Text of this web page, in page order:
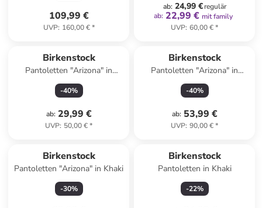
109,99 €
UVP: 160,00 €*
ab: 24,99 €regulär
ab: 22,99 € mit family
UVP: 60,00 €*
Birkenstock
Pantoletten "Arizona" in
Dunkelblau
-40%
ab: 29,99 €
UVP: 50,00 €*
Birkenstock
Pantoletten "Arizona" in
Dunkelblau - Weite S
-40%
ab: 53,99 €
UVP: 90,00 €*
Birkenstock
Pantoletten "Arizona" in Khaki
-30%
Birkenstock
Pantoletten in Khaki
-22%